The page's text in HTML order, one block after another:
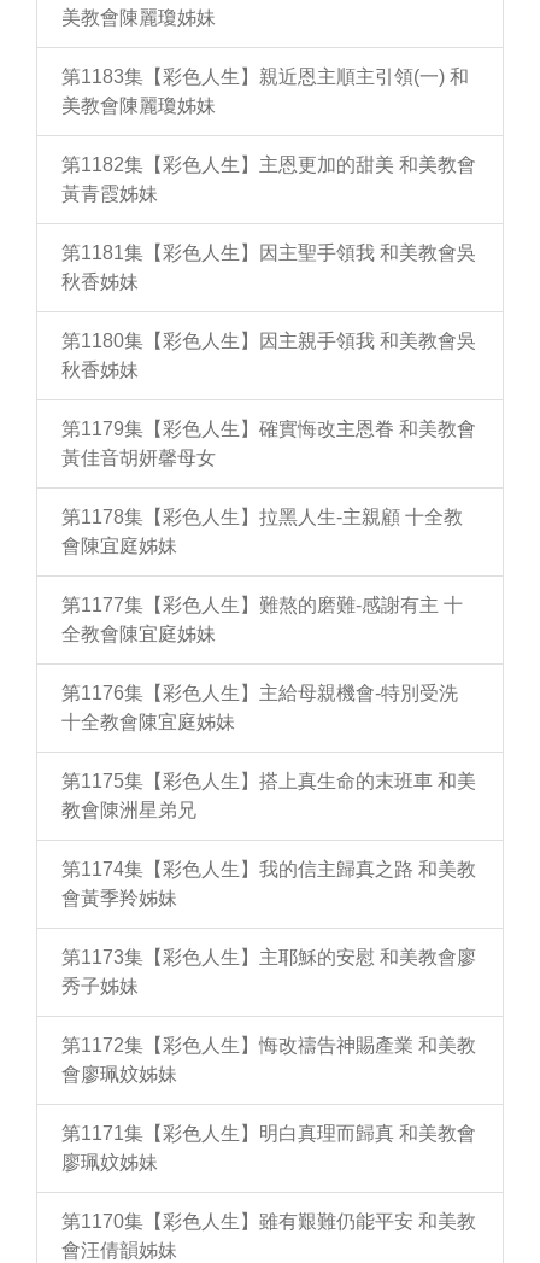
美教會陳麗瓊姊妹
第1183集【彩色人生】親近恩主順主引領(一) 和
美教會陳麗瓊姊妹
第1182集【彩色人生】主恩更加的甜美 和美教會
黃青霞姊妹
第1181集【彩色人生】因主聖手領我 和美教會吳
秋香姊妹
第1180集【彩色人生】因主親手領我 和美教會吳
秋香姊妹
第1179集【彩色人生】確實悔改主恩眷 和美教會
黃佳音胡妍馨母女
第1178集【彩色人生】拉黑人生-主親顧 十全教
會陳宜庭姊妹
第1177集【彩色人生】難熬的磨難-感謝有主 十
全教會陳宜庭姊妹
第1176集【彩色人生】主給母親機會-特別受洗
十全教會陳宜庭姊妹
第1175集【彩色人生】搭上真生命的末班車 和美
教會陳洲星弟兄
第1174集【彩色人生】我的信主歸真之路 和美教
會黃季羚姊妹
第1173集【彩色人生】主耶穌的安慰 和美教會廖
秀子姊妹
第1172集【彩色人生】悔改禱告神賜產業 和美教
會廖珮妏姊妹
第1171集【彩色人生】明白真理而歸真 和美教會
廖珮妏姊妹
第1170集【彩色人生】雖有艱難仍能平安 和美教
會汪倩韻姊妹